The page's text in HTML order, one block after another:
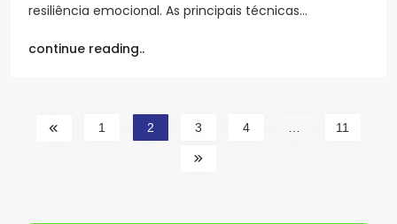
resiliência emocional. As principais técnicas…
continue reading..
1 2 3 4 11